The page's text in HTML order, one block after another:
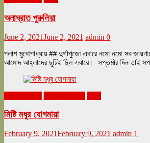
অনাঘ্রাত পুরুলিয়া
June 2, 2021June 2, 2021 admin 0
পলাশ মুখোপাধ্যায় ## দুর্গাপুজো এবারে নমো নমো সব
আমোদ আহ্লাদের ছুটিই ছিল এবারে। সপ্তমীর দিন তাই
মিষ্টি মধুর যোগমায়া
February 9, 2021February 9, 2021 admin 1